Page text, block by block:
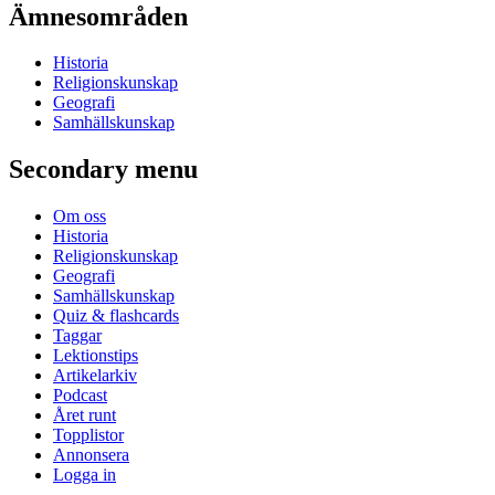
Ämnesområden
Historia
Religionskunskap
Geografi
Samhällskunskap
Secondary menu
Om oss
Historia
Religionskunskap
Geografi
Samhällskunskap
Quiz & flashcards
Taggar
Lektionstips
Artikelarkiv
Podcast
Året runt
Topplistor
Annonsera
Logga in